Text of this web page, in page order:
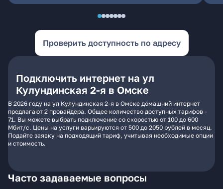
Проверить доступность по адресу
Подключить интернет на ул
Кулундинская 2-я в Омске
В 2026 году на ул Кулундинская 2-я в Омске домашний интернет
предлагают 2 провайдера. Общее количество доступных тарифов -
71. Вы можете выбрать подключение со скоростью от 100 до 600
Мбит/с. Цены на услуги варьируются от 500 до 2050 рублей в месяц.
Подайте заявку на подходящий тариф, учитывая необходимые опции
и стоимость.
Часто задаваемые вопросы